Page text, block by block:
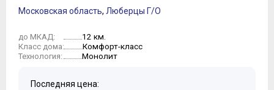
6
Московская область, Люберцы Г/О
до МКАД: 12 км.
Класс дома: Комфорт-класс
Технология: Монолит
Последняя цена: